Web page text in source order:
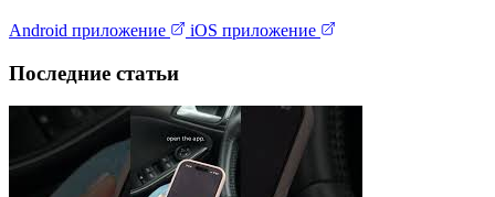
Android приложение iOS приложение
Последние статьи